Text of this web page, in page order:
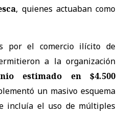
, quienes actuaban como
por el comercio ilícito de
a la organización
estimado en $4.500
un masivo esquema
incluía el uso de múltiples